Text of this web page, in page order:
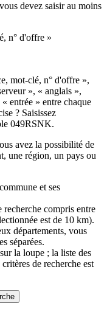
devez saisir au moins
n° d'offre »
mot-clé, n° d'offre »,
», « anglais »,
entrée » entre chaque
? Saisissez
049RSNK.
avez la possibilité de
une région, un pays ou
et ses
compris entre
est de 10 km).
départements, vous
séparées.
la loupe ; la liste des
de recherche est